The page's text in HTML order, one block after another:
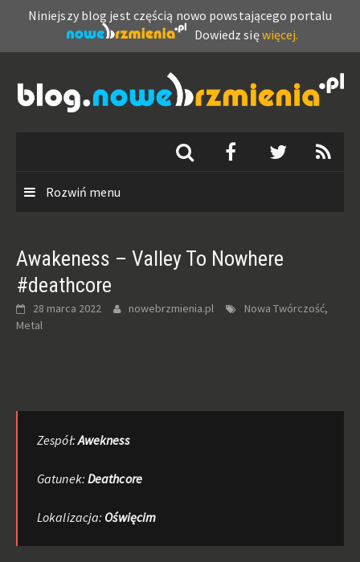
Niniejszy blog jest częścią nowo powstającego portalu
Dowiedz sięwięcej.
content
Rozwiń menu
Awakeness – Valley To Nowhere
#deathcore
28 marca 2022 nowebrzmienia.pl
Nowa Twórczość,
Metal
Zespół:Awekness
Gatunek: Deathcore
Lokalizacja: Oświęcim